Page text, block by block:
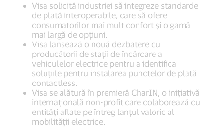
Visa solicită industriei să integreze standarde
de plată interoperabile, care să ofere
consumatorilor mai mult confort și o gamă
mai largă de opțiuni.
Visa lansează o nouă dezbatere cu
producătorii de stații de încărcare a
vehiculelor electrice pentru a identifica
soluțiile pentru instalarea punctelor de plată
contactless.
Visa se alătură în premieră CharIN, o inițiativă
internațională non-profit care colaborează cu
entități aflate pe întreg lanțul valoric al
mobilității electrice.